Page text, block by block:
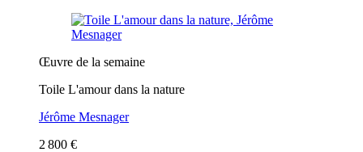
Œuvre de la semaine
Toile L'amour dans la nature
Jérôme Mesnager
2 800 €